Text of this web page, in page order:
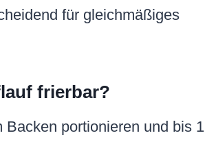
für gleichmäßiges
frierbar?
Backen portionieren und bis 1